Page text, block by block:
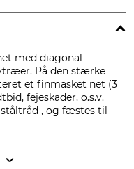
med diagonal
På den stærke
et finmasket net (3
fejeskader, o.s.v.
ståltråd , og fæstes til